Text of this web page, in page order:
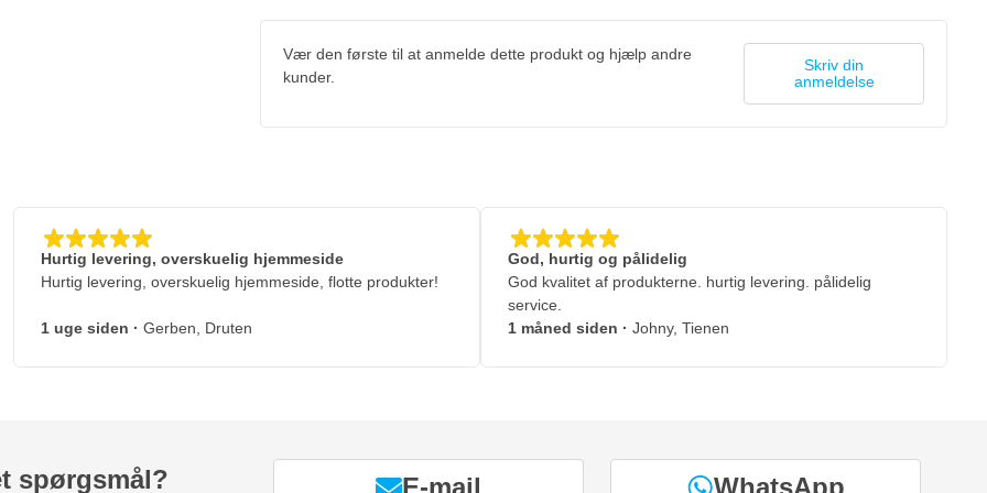
Vær den første til at anmelde dette produkt og hjælp andre
kunder.
Skriv din
anmeldelse
Hurtig levering, overskuelig hjemmeside
Hurtig levering, overskuelig hjemmeside, flotte produkter!
1 uge siden · Gerben, Druten
God, hurtig og pålidelig
God kvalitet af produkterne. hurtig levering. pålidelig
service.
1 måned siden · Johny, Tienen
spørgsmål? E-mail WhatsApp